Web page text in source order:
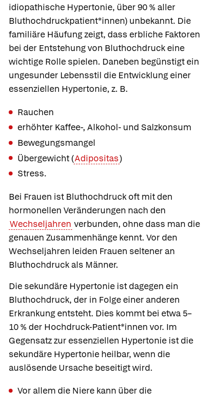
idiopathische Hypertonie, über 90 % aller
Bluthochdruckpatient*innen) unbekannt. Die
familiäre Häufung zeigt, dass erbliche Faktoren
bei der Entstehung von Bluthochdruck eine
wichtige Rolle spielen. Daneben begünstigt ein
ungesunder Lebensstil die Entwicklung einer
essenziellen Hypertonie, z. B.
Rauchen
erhöhter Kaffee-, Alkohol- und Salzkonsum
Bewegungsmangel
Übergewicht (Adipositas)
Stress.
Bei Frauen ist Bluthochdruck oft mit den
hormonellen Veränderungen nach den
Wechseljahren verbunden, ohne dass man die
genauen Zusammenhänge kennt. Vor den
Wechseljahren leiden Frauen seltener an
Bluthochdruck als Männer.
Die sekundäre Hypertonie ist dagegen ein
Bluthochdruck, der in Folge einer anderen
Erkrankung entsteht. Dies kommt bei etwa 5–
10 % der Hochdruck-Patient*innen vor. Im
Gegensatz zur essenziellen Hypertonie ist die
sekundäre Hypertonie heilbar, wenn die
auslösende Ursache beseitigt wird.
Vor allem die Niere kann über die